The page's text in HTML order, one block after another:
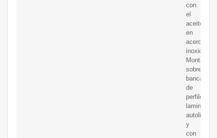
con
el
aceite
en
acero
inoxidable.
Montada
sobre
bancada
de
perfiles
laminados,
y
con